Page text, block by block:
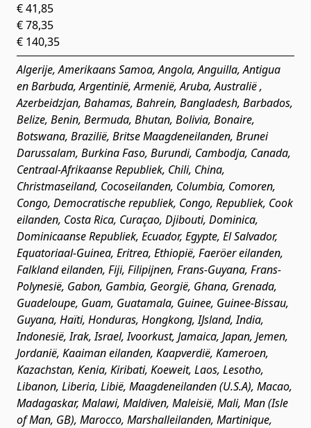
€ 41,85
€ 78,35
€ 140,35
Algerije, Amerikaans Samoa, Angola, Anguilla, Antigua
en Barbuda, Argentinië, Armenië, Aruba, Australië ,
Azerbeidzjan, Bahamas, Bahrein, Bangladesh, Barbados,
Belize, Benin, Bermuda, Bhutan, Bolivia, Bonaire,
Botswana, Brazilië, Britse Maagdeneilanden, Brunei
Darussalam, Burkina Faso, Burundi, Cambodja, Canada,
Centraal-Afrikaanse Republiek, Chili, China,
Christmaseiland, Cocoseilanden, Columbia, Comoren,
Congo, Democratische republiek, Congo, Republiek, Cook
eilanden, Costa Rica, Curaçao, Djibouti, Dominica,
Dominicaanse Republiek, Ecuador, Egypte, El Salvador,
Equatoriaal-Guinea, Eritrea, Ethiopië, Faeröer eilanden,
Falkland eilanden, Fiji, Filipijnen, Frans-Guyana, Frans-
Polynesië, Gabon, Gambia, Georgië, Ghana, Grenada,
Guadeloupe, Guam, Guatamala, Guinee, Guinee-Bissau,
Guyana, Haïti, Honduras, Hongkong, IJsland, India,
Indonesië, Irak, Israel, Ivoorkust, Jamaica, Japan, Jemen,
Jordanië, Kaaiman eilanden, Kaapverdië, Kameroen,
Kazachstan, Kenia, Kiribati, Koeweit, Laos, Lesotho,
Libanon, Liberia, Libië, Maagdeneilanden (U.S.A), Macao,
Madagaskar, Malawi, Maldiven, Maleisië, Mali, Man (Isle
of Man, GB), Marocco, Marshalleilanden, Martinique,